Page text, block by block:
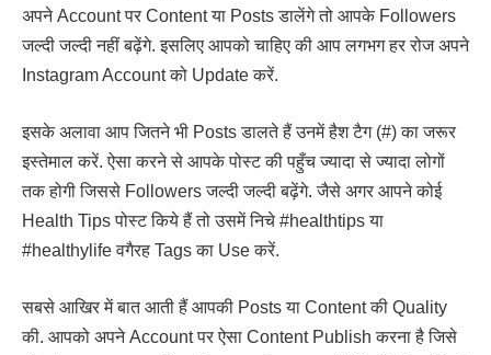
अपने Account पर Content या Posts डालेंगे तो आपके Followers
जल्दी जल्दी नहीं बढ़ेंगे. इसलिए आपको चाहिए की आप लगभग हर रोज अपने
Instagram Account को Update करें.
इसके अलावा आप जितने भी Posts डालते हैं उनमें हैश टैग (#) का जरूर
इस्तेमाल करें. ऐसा करने से आपके पोस्ट की पहुँच ज्यादा से ज्यादा लोगों
तक होगी जिससे Followers जल्दी जल्दी बढ़ेंगे. जैसे अगर आपने कोई
Health Tips पोस्ट किये हैं तो उसमें निचे #healthtips या
#healthylife वगैरह Tags का Use करें.
सबसे आखिर में बात आती हैं आपकी Posts या Content की Quality
की. आपको अपने Account पर ऐसा Content Publish करना है जिसे